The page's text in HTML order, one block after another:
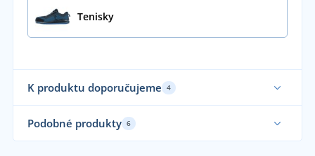
Tenisky
K produktu doporučujeme 4
Podobné produkty 6